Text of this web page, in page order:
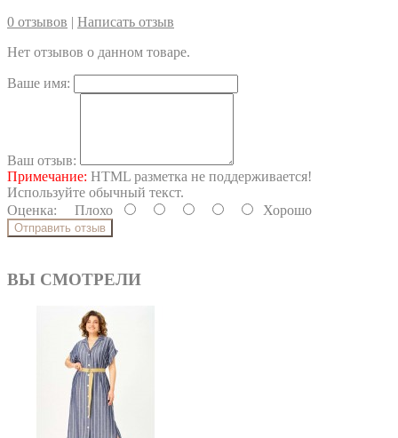
0 отзывов | Написать отзыв
Нет отзывов о данном товаре.
Ваше имя:
Ваш отзыв:
Примечание: HTML разметка не поддерживается!
Используйте обычный текст.
Оценка: Плохо Хорошо
Отправить отзыв
ВЫ СМОТРЕЛИ